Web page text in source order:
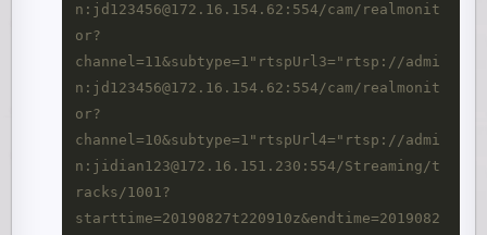
n:jd123456@172.16.154.62:554/cam/realmonit
or?
channel=11&subtype=1"rtspUrl3="rtsp://admi
n:jd123456@172.16.154.62:554/cam/realmonit
or?
channel=10&subtype=1"rtspUrl4="rtsp://admi
n:jidian123@172.16.151.230:554/Streaming/t
racks/1001?
starttime=20190827t220910z&endtime=2019082